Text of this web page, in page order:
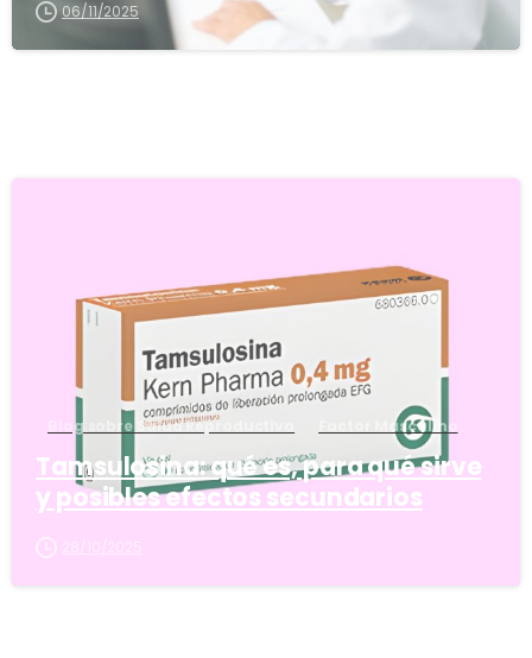
06/11/2025
Blog sobre Salud Reproductiva Factor Masculino
Tamsulosina: qué es, para qué sirve
y posibles efectos secundarios
28/10/2025